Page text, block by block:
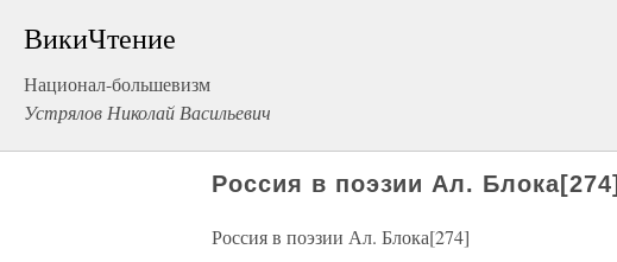
ВикиЧтение
Национал-большевизм
Устрялов Николай Васильевич
Россия в поэзии Ал. Блока[274]
Россия в поэзии Ал. Блока[274]